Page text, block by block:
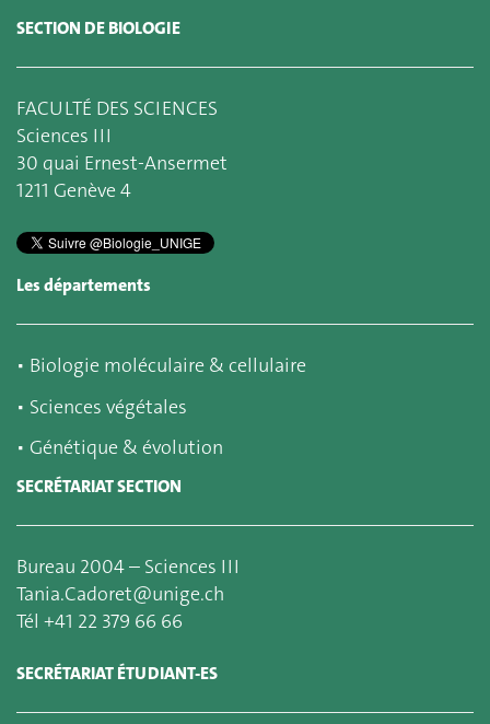
SECTION DE BIOLOGIE
FACULTÉ DES SCIENCES
Sciences III
30 quai Ernest-Ansermet
1211 Genève 4
Les départements
▪ Biologie moléculaire & cellulaire
▪ Sciences végétales
▪ Génétique & évolution
SECRÉTARIAT SECTION
Bureau 2004 – Sciences III
Tania.Cadoret@unige.ch
Tél +41 22 379 66 66
SECRÉTARIAT ÉTUDIANT-ES